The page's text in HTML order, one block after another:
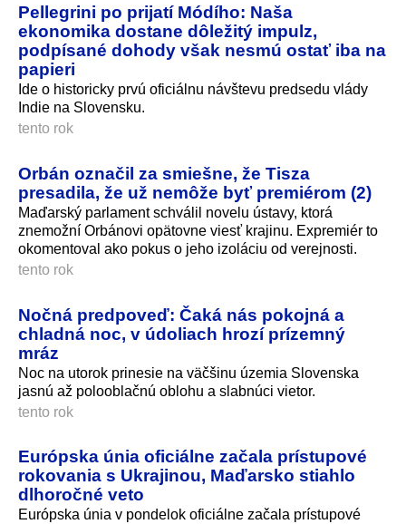
Pellegrini po prijatí Módího: Naša
ekonomika dostane dôležitý impulz,
podpísané dohody však nesmú ostať iba na
papieri
Ide o historicky prvú oficiálnu návštevu predsedu vlády
Indie na Slovensku.
tento rok
Orbán označil za smiešne, že Tisza
presadila, že už nemôže byť premiérom (2)
Maďarský parlament schválil novelu ústavy, ktorá
znemožní Orbánovi opätovne viesť krajinu. Expremiér to
okomentoval ako pokus o jeho izoláciu od verejnosti.
tento rok
Nočná predpoveď: Čaká nás pokojná a
chladná noc, v údoliach hrozí prízemný
mráz
Noc na utorok prinesie na väčšinu územia Slovenska
jasnú až polooblačnú oblohu a slabnúci vietor.
tento rok
Európska únia oficiálne začala prístupové
rokovania s Ukrajinou, Maďarsko stiahlo
dlhoročné veto
Európska únia v pondelok oficiálne začala prístupové